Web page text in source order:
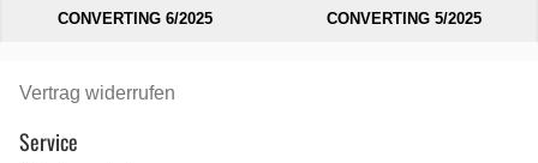
CONVERTING 6/2025
CONVERTING 5/2025
Vertrag widerrufen
Service